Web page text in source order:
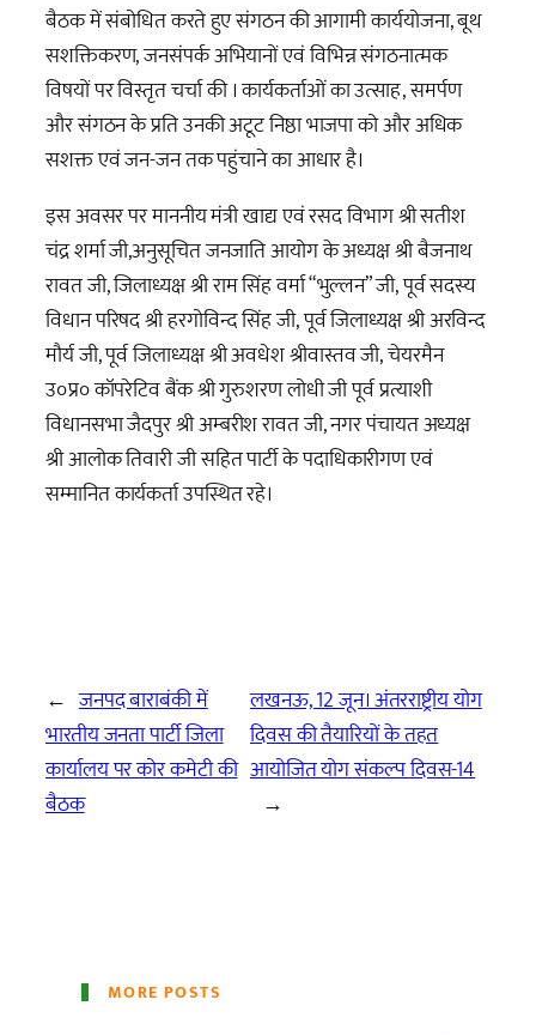
बैठक में संबोधित करते हुए संगठन की आगामी कार्ययोजना, बूथ
सशक्तिकरण, जनसंपर्क अभियानों एवं विभिन्न संगठनात्मक
विषयों पर विस्तृत चर्चा की । कार्यकर्ताओं का उत्साह, समर्पण
और संगठन के प्रति उनकी अटूट निष्ठा भाजपा को और अधिक
सशक्त एवं जन-जन तक पहुंचाने का आधार है।
इस अवसर पर माननीय मंत्री खाद्य एवं रसद विभाग श्री सतीश
चंद्र शर्मा जी,अनुसूचित जनजाति आयोग के अध्यक्ष श्री बैजनाथ
रावत जी, जिलाध्यक्ष श्री राम सिंह वर्मा “भुल्लन” जी, पूर्व सदस्य
विधान परिषद श्री हरगोविन्द सिंह जी, पूर्व जिलाध्यक्ष श्री अरविन्द
मौर्य जी, पूर्व जिलाध्यक्ष श्री अवधेश श्रीवास्तव जी, चेयरमैन
उ०प्र० कॉपरेटिव बैंक श्री गुरुशरण लोधी जी पूर्व प्रत्याशी
विधानसभा जैदपुर श्री अम्बरीश रावत जी, नगर पंचायत अध्यक्ष
श्री आलोक तिवारी जी सहित पार्टी के पदाधिकारीगण एवं
सम्मानित कार्यकर्ता उपस्थित रहे।
← जनपद बाराबंकी में
भारतीय जनता पार्टी जिला
कार्यालय पर कोर कमेटी की
बैठक
लखनऊ, 12 जून। अंतरराष्ट्रीय योग
दिवस की तैयारियों के तहत
आयोजित योग संकल्प दिवस-14
→
MORE POSTS